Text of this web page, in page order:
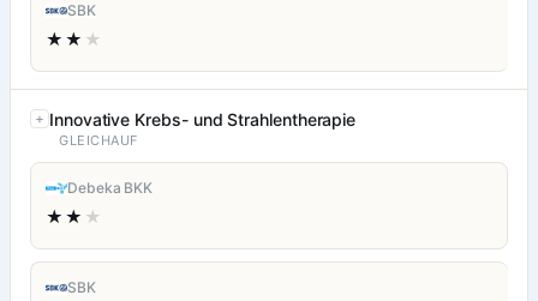
SBK
★★ ★
Innovative Krebs- und Strahlentherapie
GLEICHAUF
Debeka BKK
★★ ★
SBK